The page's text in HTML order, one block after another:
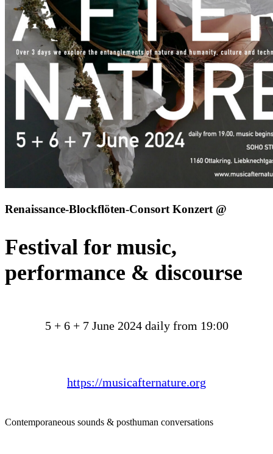
Renaissance-Blockflöten-Consort Konzert @
Festival for music,
performance & discourse
5 + 6 + 7 June 2024 daily from 19:00
https://musicafternature.org
Contemporaneous sounds & posthuman conversations